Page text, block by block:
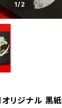
1/2
オリジナル 黒紙